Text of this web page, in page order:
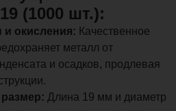
(1000 шт.):
окисления: Качественное
металл от
и осадков, продлевая
Длина 19 мм и диаметр